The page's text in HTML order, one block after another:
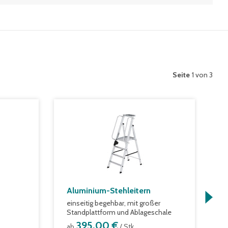
Seite 1 von 3
Aluminium-Stehleitern
einseitig begehbar, mit großer
Standplattform und Ablageschale
395,00 €